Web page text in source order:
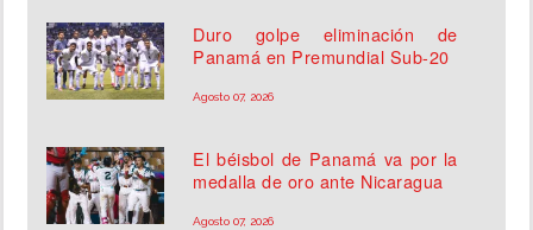
Duro golpe eliminación de
Panamá en Premundial Sub-20
Agosto 07, 2026
El béisbol de Panamá va por la
medalla de oro ante Nicaragua
Agosto 07, 2026